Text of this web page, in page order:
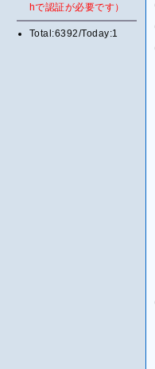
hで認証が必要です）
Total:6392/Today:1